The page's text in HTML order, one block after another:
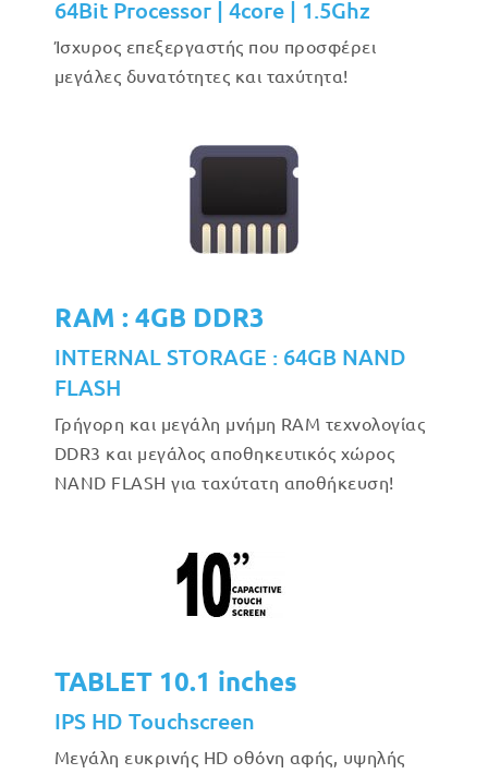
64Bit Processor | 4core | 1.5Ghz
Ίσχυρος επεξεργαστής που προσφέρει
μεγάλες δυνατότητες και ταχύτητα!
RAM : 4GB DDR3
INTERNAL STORAGE : 64GB NAND
FLASH
Γρήγορη και μεγάλη μνήμη RAM τεχνολογίας
DDR3 και μεγάλος αποθηκευτικός χώρος
NAND FLASH για ταχύτατη αποθήκευση!
TABLET 10.1 inches
IPS HD Touchscreen
Μεγάλη ευκρινής HD οθόνη αφής, υψηλής